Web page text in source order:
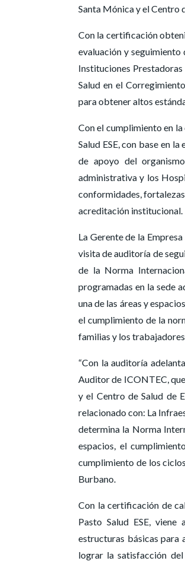
Santa Mónica y el Centro
Con la certificación
evaluación y
Instituciones
Salud en el
para obtener altos
Con el cumplimiento en
Salud ESE, con base en
de apoyo del
administrativa y los
conformidades,
acreditación institucional.
La Gerente de la
visita de auditoría de
de la Norma
programadas en la sede
una de las áreas y
el cumplimiento de la
familias y los
“Con la auditoría
Auditor de ICONTEC,
y el Centro de Salud de
relacionado con: La
determina la Norma
espacios, el
cumplimiento de los
Burbano.
Con la certificación de
Pasto Salud ESE,
estructuras básicas para
lograr la satisfacción